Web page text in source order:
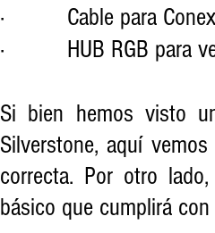
·          Cable para
·          HUB RGB para
Si bien hemos visto
Silverstone, aquí
correcta. Por otro
básico que cumplirá